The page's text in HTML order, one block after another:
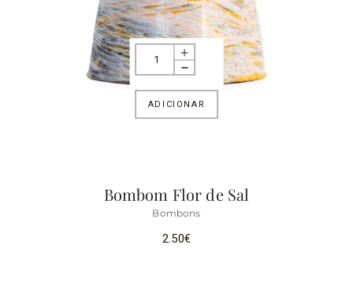
ADICIONAR
Bombom Flor de Sal
Bombons
2.50€